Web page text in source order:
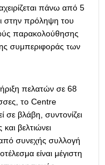
πάνω από 5
στην πρόληψη του
παρακολούθησης
συμπεριφοράς των
πελατών σε 68
το Centre
σε βλάβη, συντονίζει
βελτιώνει
συνεχής συλλογή
είναι μέγιστη